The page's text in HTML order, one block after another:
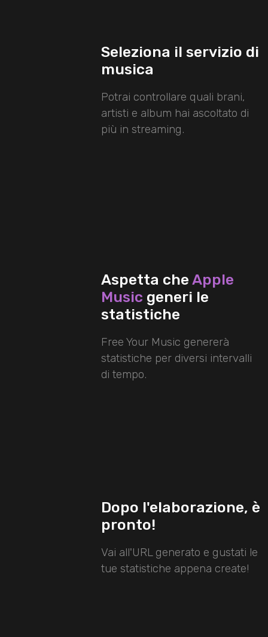
Seleziona il servizio di
musica
Potrai controllare quali brani,
artisti e album hai ascoltato di
più in streaming.
Aspetta che Apple
Music generi le
statistiche
Free Your Music genererà
statistiche per diversi intervalli
di tempo.
Dopo l'elaborazione, è
pronto!
Vai all'URL generato e gustati le
tue statistiche appena create!